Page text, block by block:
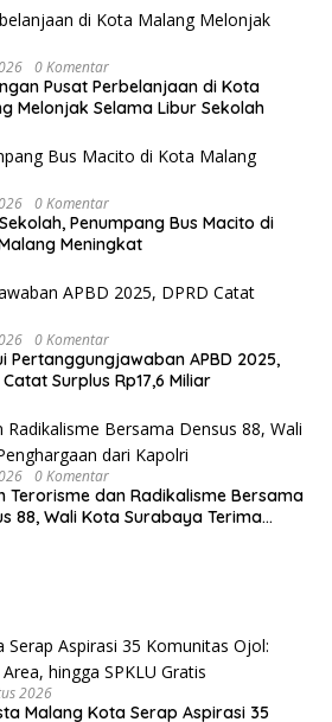
0 Komentar
Pusat Perbelanjaan di Kota
Melonjak Selama Libur Sekolah
0 Komentar
Penumpang Bus Macito di
Meningkat
0 Komentar
Pertanggungjawaban APBD 2025,
Catat Surplus Rp17,6 Miliar
0 Komentar
Terorisme dan Radikalisme Bersama
88, Wali Kota Surabaya Terima
2026
Malang Kota Serap Aspirasi 35